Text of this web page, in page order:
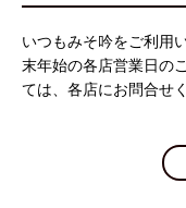
いつもみそ吟をご利用
末年始の各店営業日の
ては、各店にお問合せ